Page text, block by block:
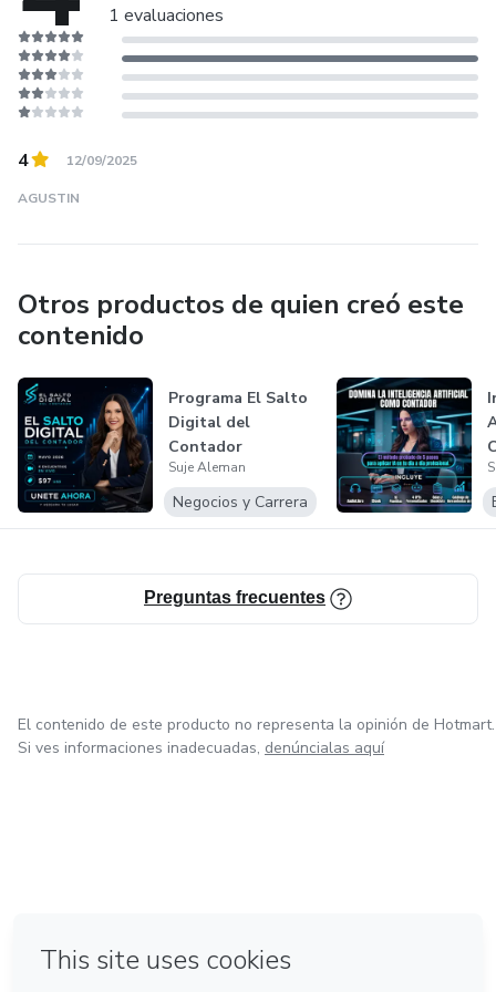
prácticas. Creo firmemente que, juntos, podemos llevar la
contabilidad al siguiente nivel.
1 evaluaciones
4 12/09/2025
AGUSTIN
Otros productos de quien creó este
contenido
Programa El Salto
Digital del
Contador
Suje Aleman
Negocios y Carrera
Preguntas frecuentes
El contenido de este producto no representa la opinión de Hotmart.
Si ves informaciones inadecuadas, denúncialas aquí
Hecho con❤ en Ciudad de México